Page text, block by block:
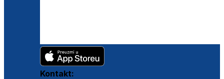
Kontakt: